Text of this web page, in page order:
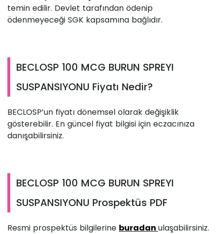
temin edilir. Devlet tarafından ödenip
ödenmeyeceği SGK kapsamına bağlıdır.
BECLOSP 100 MCG BURUN SPREYI
SUSPANSIYONU Fiyatı Nedir?
BECLOSP’un fiyatı dönemsel olarak değişiklik
gösterebilir. En güncel fiyat bilgisi için eczacınıza
danışabilirsiniz.
BECLOSP 100 MCG BURUN SPREYI
SUSPANSIYONU Prospektüs PDF
Resmi prospektüs bilgilerine buradan ulaşabilirsiniz.